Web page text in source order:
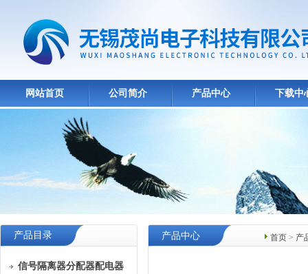
网站首页 公司简介 产品中心 下载中
产品目录
信号隔离器分配器配电器
首页 > 产
产品中心